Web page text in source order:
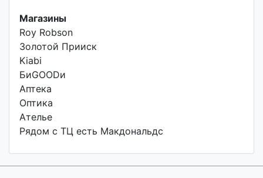
Магазины
Roy Robson
Золотой Прииск
Kiabi
БиGOODи
Аптека
Оптика
Ателье
Рядом с ТЦ есть Макдональдс